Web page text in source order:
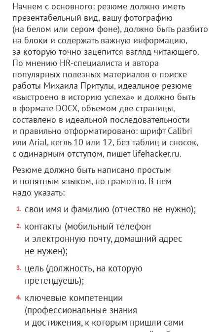
Начнем с основного: резюме должно иметь
презентабельный вид, вашу фотографию
(на белом или сером фоне), должно быть разбито
на блоки и содержать важную информацию,
за которую точно зацепится взгляд читающего.
По мнению HR-специалиста и автора
популярных полезных материалов о поиске
работы Михаила Притулы, идеальное резюме
«выстроено в историю успеха» и должно быть
в формате DOCX, объемом две страницы,
составлено в идеальной последовательности
и правильно отформатировано: шрифт Calibri
или Arial, кегль 10 или 12, без таблиц и сносок,
с одинарным отступом, пишет lifehacker.ru.
Резюме должно быть написано простым
и понятным языком, но грамотно. В нем
надо указать:
свои имя и фамилию (отчество не нужно);
контакты (мобильный телефон
и электронную почту, домашний адрес
не нужен);
цель (должность, на которую
претендуешь);
ключевые компетенции
(профессиональные знания
и достижения, к которым пришли сами